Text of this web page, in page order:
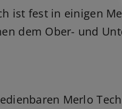
ist fest in einigen
dem Ober- und
Merlo